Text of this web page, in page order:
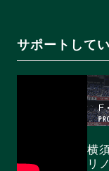
サポートして
横
リ